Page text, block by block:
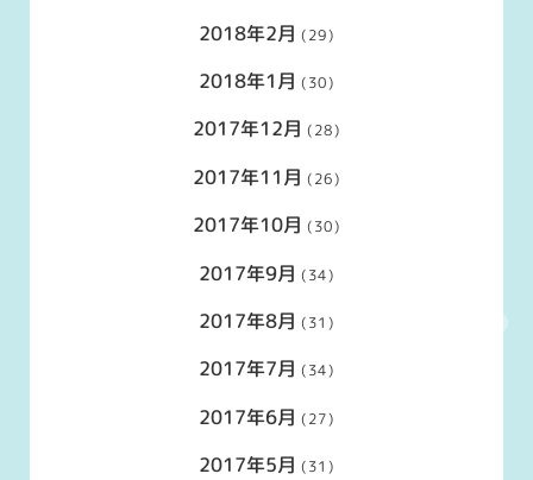
2018年2月 (29)
2018年1月 (30)
2017年12月 (28)
2017年11月 (26)
2017年10月 (30)
2017年9月 (34)
2017年8月 (31)
2017年7月 (34)
2017年6月 (27)
2017年5月 (31)